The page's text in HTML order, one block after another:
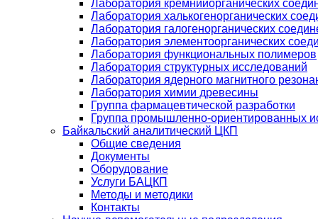
Лаборатория кремнийорганических
Лаборатория халькогенорганических
Лаборатория галогенорганических
Лаборатория элементоорганических
Лаборатория функциональных полимеров
Лаборатория структурных исследований
Лаборатория ядерного магнитного
Лаборатория химии древесины
Группа фармацевтической разработки
Группа промышленно-ориентированных
Байкальский аналитический ЦКП
Общие сведения
Документы
Оборудование
Услуги БАЦКП
Методы и методики
Контакты